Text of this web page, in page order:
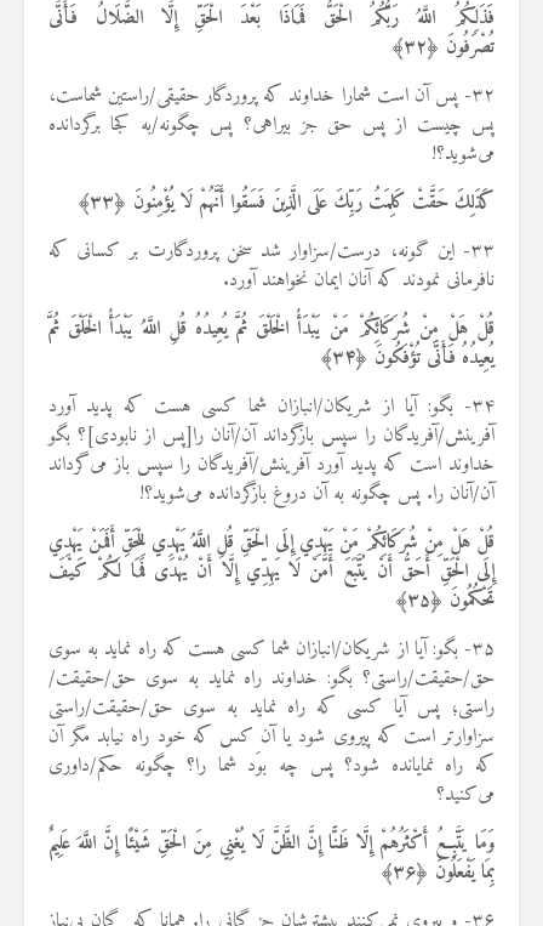
فَذَلِكُمُ اللَّهُ رَبُّكُمُ الْحَقُّ فَمَاذَا بَعْدَ الْحَقِّ إِلَّا الضَّلَالُ فَأَنَّى
تُصْرَفُونَ ﴿۳۲﴾
۳۲- پس آن است شمارا خداوند که پروردگار حقیقی/راستین شماست،
پس چیست از پس حق جز بیراهی؟ پس چگونه/به کجا برگردانده
می‌شوید؟!
كَذَلِكَ حَقَّتْ كَلِمَتُ رَبِّكَ عَلَى الَّذِينَ فَسَقُوا أَنَّهُمْ لَا يُؤْمِنُونَ ﴿۳۳﴾
۳۳- این گونه، درست/سزاوار شد سخن پروردگارت بر کسانی که
نافرمانی نمودند که آنان ایمان نخواهند آورد.
قُلْ هَلْ مِنْ شُرَكَائِكُمْ مَنْ يَبْدَأُ الْخَلْقَ ثُمَّ يُعِيدُهُ قُلِ اللَّهُ يَبْدَأُ الْخَلْقَ ثُمَّ
يُعِيدُهُ فَأَنَّى تُؤْفَكُونَ ﴿۳۴﴾
۳۴- بگو: آیا از شریکان/انبازان شما کسی هست که پدید آورد
آفرینش/آفریدگان را سپس بازگرداند آن/آنان را[پس از نابودی]؟ بگو
خداوند است که پدید آورد آفرینش/آفریدگان را سپس باز می‌گرداند
آن/آنان را. پس چگونه به آن دروغ بازگردانده می‌شوید؟!
قُلْ هَلْ مِنْ شُرَكَائِكُمْ مَنْ يَهْدِي إِلَى الْحَقِّ قُلِ اللَّهُ يَهْدِي لِلْحَقِّ أَفَمَنْ يَهْدِي
إِلَى الْحَقِّ أَحَقُّ أَنْ يُتَّبَعَ أَمَّنْ لَا يَهِدِّي إِلَّا أَنْ يُهْدَى فَمَا لَكُمْ كَيْفَ
تَحْكُمُونَ ﴿۳۵﴾
۳۵- بگو: آیا از شریکان/انبازان شما کسی هست که راه نماید به سوی
حق/حقیقت/راستی؟ بگو: خداوند راه نماید به سوی حق/حقیقت/
راستی؛ پس آیا کسی که راه نماید به سوی حق/حقیقت/راستی
سزاوارتر است که پیروی شود یا آن کس که خود راه نیابد مگر آن
که راه نمایانده شود؟ پس چه بوَد شما را؟ چگونه حکم/داوری
می‌کنید؟
وَمَا يَتَّبِعُ أَكْثَرُهُمْ إِلَّا ظَنًّا إِنَّ الظَّنَّ لَا يُغْنِي مِنَ الْحَقِّ شَيْئًا إِنَّ اللَّهَ عَلِيمٌ
بِمَا يَفْعَلُونَ ﴿۳۶﴾